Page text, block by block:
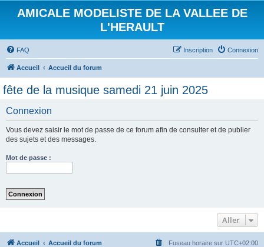
AMICALE MODELISTE DE LA VALLEE DE
L'HERAULT
FAQ Connexion
Inscription
Accueil Accueil du forum
fête de la musique samedi 21 juin 2025
Connexion
Vous devez saisir le mot de passe de ce forum afin de consulter et de publier
des sujets et des messages.
Mot de passe :
Aller
Accueil Accueil du forum Fuseau horaire sur UTC+02:00